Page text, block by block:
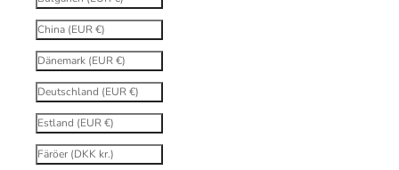
China (EUR €)
Dänemark (EUR €)
Deutschland (EUR €)
Estland (EUR €)
Färöer (DKK kr.)